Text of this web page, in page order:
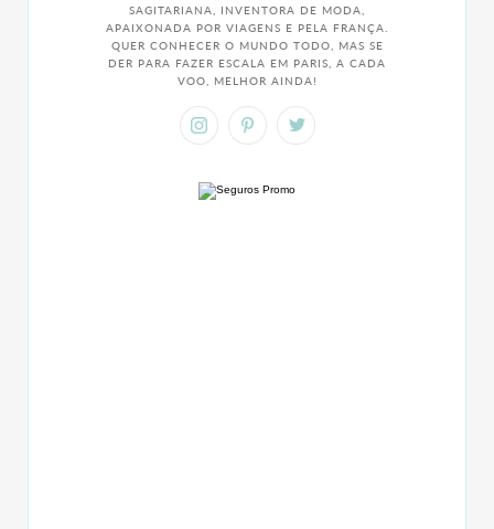
SAGITARIANA, INVENTORA DE MODA,
APAIXONADA POR VIAGENS E PELA FRANÇA.
QUER CONHECER O MUNDO TODO, MAS SE
DER PARA FAZER ESCALA EM PARIS, A CADA
VOO, MELHOR AINDA!